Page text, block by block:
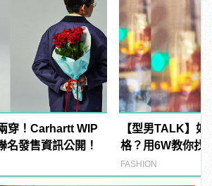
穿！Carhartt WIP
名發售資訊公開！
【型男TALK】
格？用6W教你找
LOOK！
FASHION